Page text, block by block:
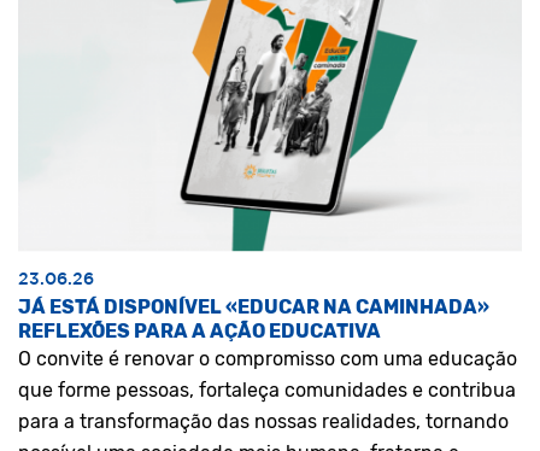
23.06.26
JÁ ESTÁ DISPONÍVEL «EDUCAR NA CAMINHADA»
REFLEXÕES PARA A AÇÃO EDUCATIVA
O convite é renovar o compromisso com uma educação
que forme pessoas, fortaleça comunidades e contribua
para a transformação das nossas realidades, tornando